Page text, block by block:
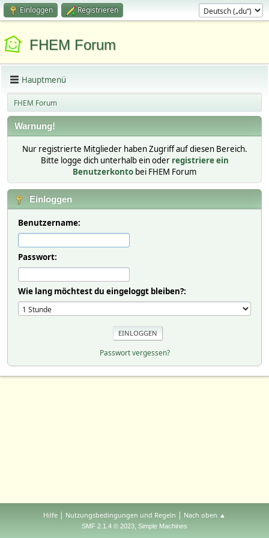
Einloggen Registrieren
FHEM Forum
Hauptmenü
FHEM Forum
Warnung!
Nur registrierte Mitglieder haben Zugriff auf diesen Bereich.
Bitte logge dich unterhalb ein oder registriere ein
Benutzerkonto bei FHEM Forum
Einloggen
Benutzername:
Passwort:
Wie lang möchtest du eingeloggt bleiben?:
Passwort vergessen?
Hilfe | Nutzungsbedingungen und Regeln | Nach oben ▲
SMF 2.1.4 © 2023, Simple Machines